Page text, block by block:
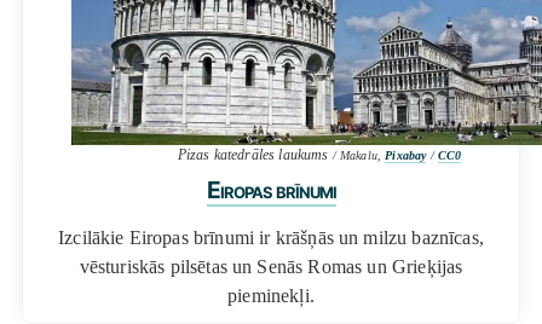
Pizas katedrāles laukums/ Makalu,Pixabay/CC0
Eiropas brīnumi
Izcilākie Eiropas brīnumi ir krāšņās un milzu baznīcas,
vēsturiskās pilsētas un Senās Romas un Grieķijas
pieminekļi.